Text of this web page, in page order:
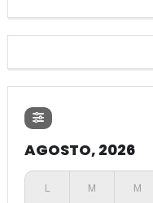
AGOSTO, 2026